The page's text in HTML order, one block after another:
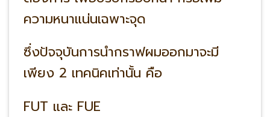
ความหนาแน่นเฉพาะจุด
ซึ่งปัจจุบันการนำกราฟผมออกมาจะมี
เพียง 2 เทคนิคเท่านั้น คือ
FUT และ FUE